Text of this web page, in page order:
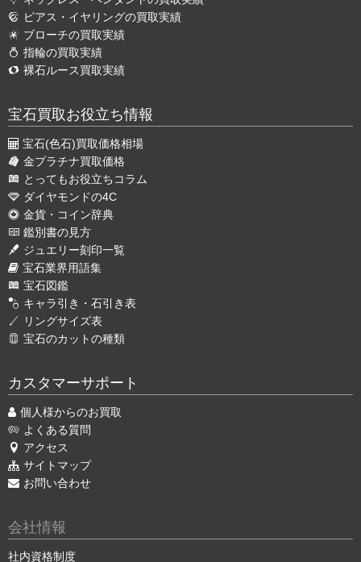
ピアス・イヤリングの買取実績
ブローチの買取実績
指輪の買取実績
裸石ルース買取実績
宝石買取お役立ち情報
宝石(色石)買取価格相場
金プラチナ買取価格
とってもお役立ちコラム
ダイヤモンドの4C
金貨・コイン辞典
鑑別書の見方
ジュエリー刻印一覧
宝石業界用語集
宝石図鑑
キャラ引き・石引き表
リングサイズ表
宝石のカットの種類
カスタマーサポート
個人様からのお買取
よくある質問
アクセス
サイトマップ
お問い合わせ
会社情報
社内資格制度